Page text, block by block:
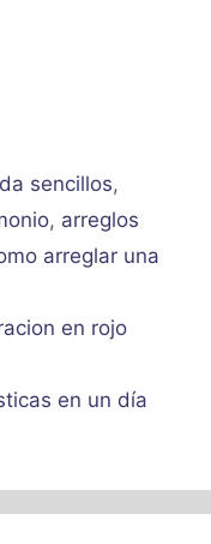
sencillos,
, arreglos
arreglar una
en rojo
en un día